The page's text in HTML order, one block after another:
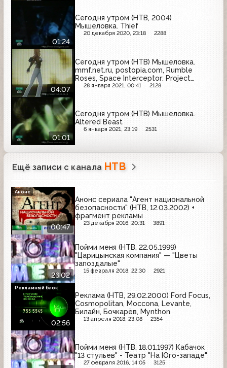
01:24
Сегодня утром (НТВ, 2004)
Мышеловка. Thief
20 декабря 2020, 23:18 2288
04:07
Сегодня утром (НТВ) Мышеловка.
mmf.net.ru, postopia.com, Rumble
Roses, Space Interceptor: Project
Freedom
28 января 2021, 00:41 2128
01:01
Сегодня утром (НТВ) Мышеловка.
Altered Beast
6 января 2021, 23:19 2531
Ещё записи с канала НТВ
00:47
Анонс сериала "Агент национальной
безопасности" (НТВ, 12.03.2002) +
фрагмент рекламы
23 декабря 2016, 20:31 3891
Анонс
26:02
Пойми меня (НТВ, 22.05.1999)
"Царицынская компания" — "Цветы
запоздалые"
15 февраля 2018, 22:30 2921
02:56
Реклама (НТВ, 29.02.2000) Ford Focus,
Cosmopolitan, Moccona, Levante,
Билайн, Бочкарёв, Mynthon
13 апреля 2018, 23:08 2354
Рекламный блок
Пойми меня (НТВ, 18.01.1997) Кабачок
"13 стульев" - Театр "На Юго-западе"
27 февраля 2016, 14:05 3125